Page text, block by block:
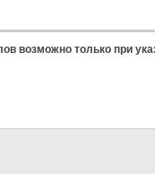
возможно только при